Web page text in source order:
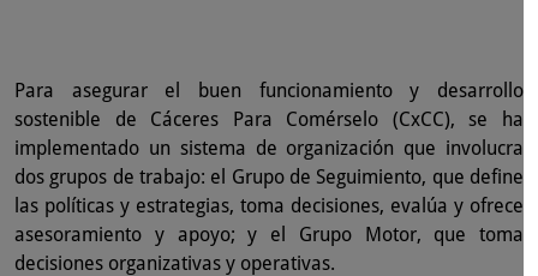
Para asegurar el buen funcionamiento y desarrollo
sostenible de Cáceres Para Comérselo (CxCC), se ha
implementado un sistema de organización que involucra
dos grupos de trabajo: el Grupo de Seguimiento, que define
las políticas y estrategias, toma decisiones, evalúa y ofrece
asesoramiento y apoyo; y el Grupo Motor, que toma
decisiones organizativas y operativas.